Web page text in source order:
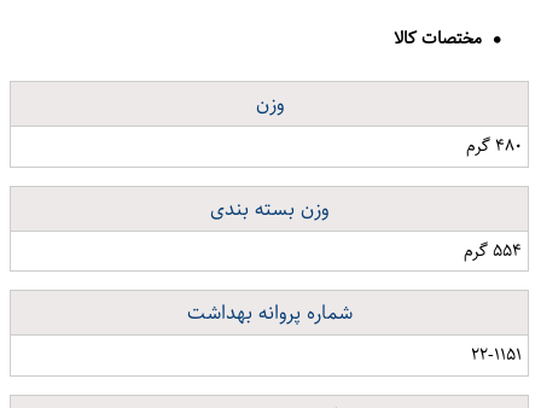
مختصات کالا
وزن
۴۸۰ گرم
وزن بسته بندی
۵۵۴ گرم
شماره پروانه بهداشت
۲۲-۱۱۵۱